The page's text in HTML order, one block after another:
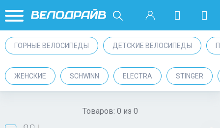
ГОРНЫЕ ВЕЛОСИПЕДЫ ДЕТСКИЕ ВЕЛОСИПЕДЫ
ЖЕНСКИЕ SCHWINN ELECTRA STINGER
Товаров: 0 из 0